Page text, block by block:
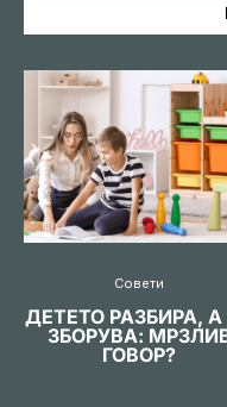
Совети
ДЕТЕТО РАЗБИРА, А
ЗБОРУВА:
ГОВОР?